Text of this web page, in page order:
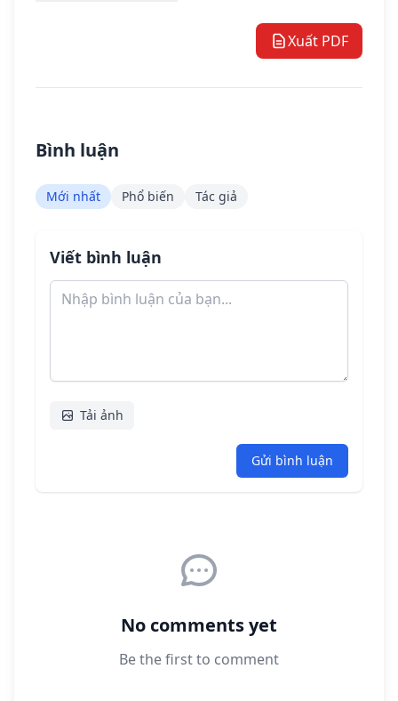
Xuất PDF
Bình luận
Mới nhất Phổ biến Tác giả
Viết bình luận
Tải ảnh
Gửi bình luận
No comments yet
Be the first to comment